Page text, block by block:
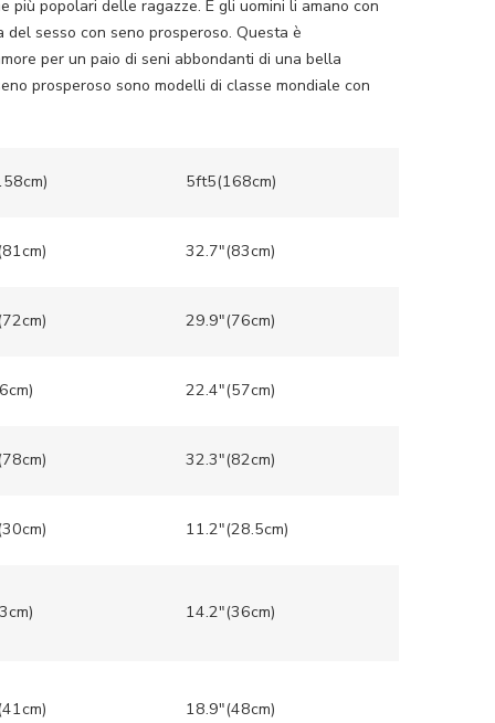
popolari delle ragazze. E gli uomini li amano con
sesso con seno prosperoso. Questa è
per un paio di seni abbondanti di una bella
prosperoso sono modelli di classe mondiale con
5ft5(168cm)
32.7″(83cm)
29.9″(76cm)
22.4″(57cm)
32.3″(82cm)
11.2″(28.5cm)
14.2″(36cm)
18.9″(48cm)